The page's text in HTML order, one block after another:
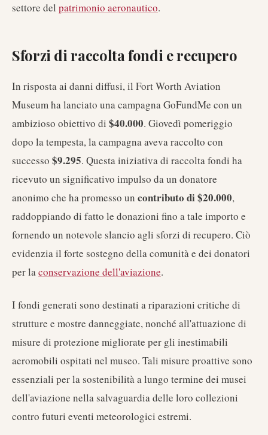
settore del patrimonio aeronautico.
Sforzi di raccolta fondi e recupero
In risposta ai danni diffusi, il Fort Worth Aviation
Museum ha lanciato una campagna GoFundMe con un
ambizioso obiettivo di $40.000. Giovedì pomeriggio
dopo la tempesta, la campagna aveva raccolto con
successo $9.295. Questa iniziativa di raccolta fondi ha
ricevuto un significativo impulso da un donatore
anonimo che ha promesso un contributo di $20.000,
raddoppiando di fatto le donazioni fino a tale importo e
fornendo un notevole slancio agli sforzi di recupero. Ciò
evidenzia il forte sostegno della comunità e dei donatori
per laconservazione dell'aviazione.
I fondi generati sono destinati a riparazioni critiche di
strutture e mostre danneggiate, nonché all'attuazione di
misure di protezione migliorate per gli inestimabili
aeromobili ospitati nel museo. Tali misure proattive sono
essenziali per la sostenibilità a lungo termine dei musei
dell'aviazione nella salvaguardia delle loro collezioni
contro futuri eventi meteorologici estremi.